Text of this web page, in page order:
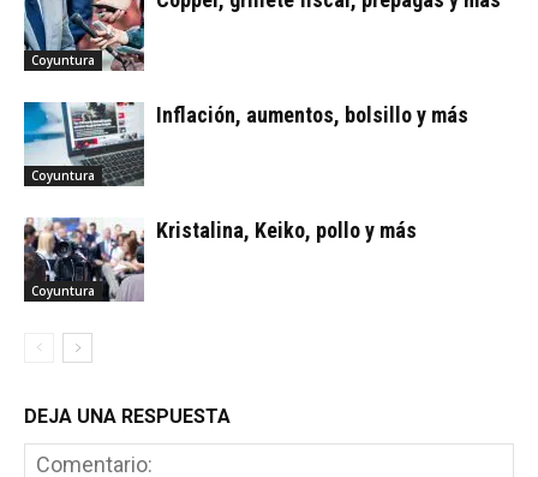
Coyuntura
Coyuntura
Inflación, aumentos, bolsillo y más
Coyuntura
Kristalina, Keiko, pollo y más
DEJA UNA RESPUESTA